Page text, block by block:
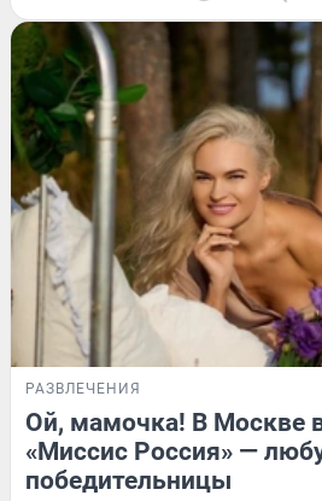
РАЗВЛЕЧЕНИЯ
Ой, мамочка! В Москве
«Миссис Россия» —
победительницы